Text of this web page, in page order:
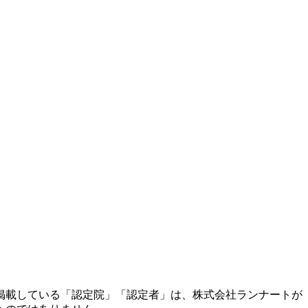
している「認定院」「認定者」は、株式会社ランナートが